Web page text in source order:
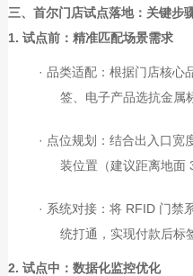
三、首尔门店试点落地：关键步
1. 试点前：精准匹配场景需求
· 品类适配：根据门店核心
签、电子产品选抗金属
· 点位规划：结合出入口宽
装位置（建议距离地面
· 系统对接：将RFID 门禁
统打通，实现付款后标
2. 试点中：数据化监控优化